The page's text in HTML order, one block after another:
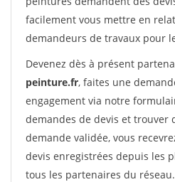
facilement vous mettre en
demandeurs de travaux pour
Devenez dès à présent
peinture.fr, faites une
engagement via notre
demandes de devis et trouver
demande validée, vous
devis enregistrées depuis les
tous les partenaires du réseau.